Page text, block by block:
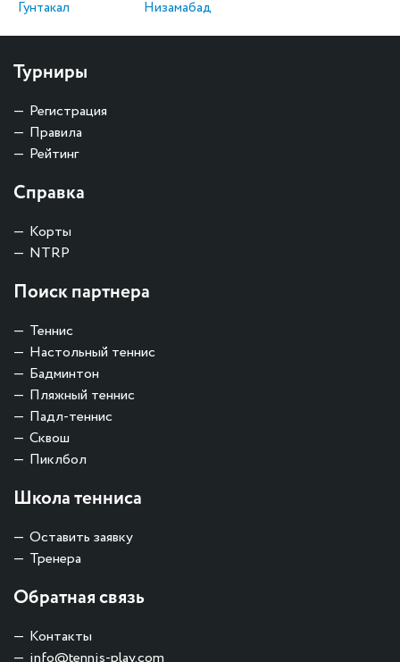
Гунтакал
Низамабад
Турниры
Регистрация
Правила
Рейтинг
Справка
Корты
NTRP
Поиск партнера
Теннис
Настольный теннис
Бадминтон
Пляжный теннис
Падл-теннис
Сквош
Пиклбол
Школа тенниса
Оставить заявку
Тренера
Обратная связь
Контакты